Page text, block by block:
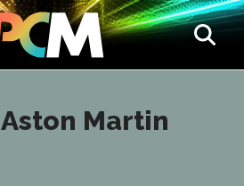
Aston Martin